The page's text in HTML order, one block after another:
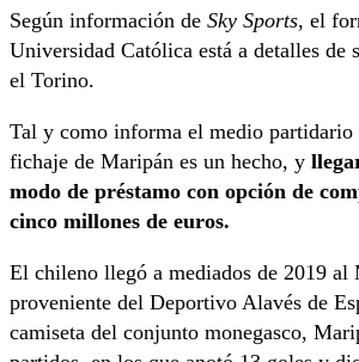
Según información de Sky Sports, el
Universidad Católica está a detalles de
el Torino.
Tal y como informa el medio partidario
fichaje de Maripán es un hecho, y
modo de préstamo con opción de
cinco millones de euros.
El chileno llegó a mediados de 2019 al
proveniente del Deportivo Alavés de
camiseta del conjunto monegasco,